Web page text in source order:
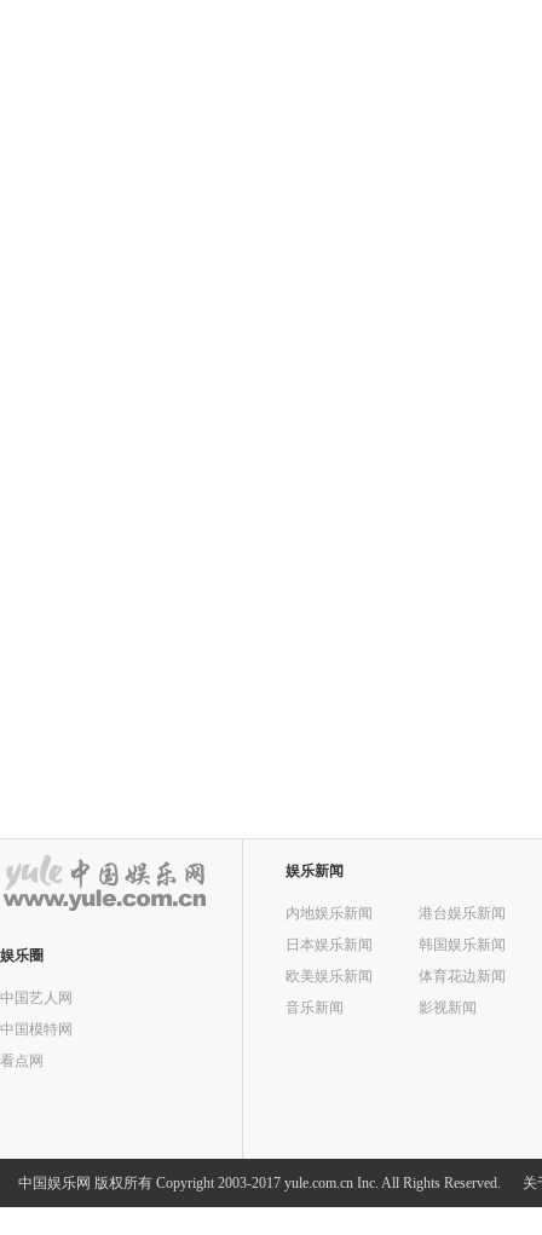
娱乐圈
中国艺人网
中国模特网
看点网
娱乐新闻
内地娱乐新闻
港台娱乐新闻
日本娱乐新闻
韩国娱乐新闻
欧美娱乐新闻
体育花边新闻
音乐新闻
影视新闻
中国娱乐网 版权所有 Copyright 2003-2017 yule.com.cn Inc. All Rights Reserved. 关